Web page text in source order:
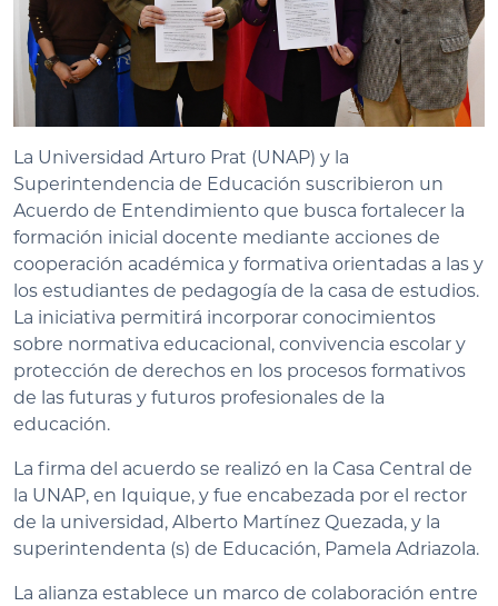
La Universidad Arturo Prat (UNAP) y la
Superintendencia de Educación suscribieron un
Acuerdo de Entendimiento que busca fortalecer la
formación inicial docente mediante acciones de
cooperación académica y formativa orientadas a las y
los estudiantes de pedagogía de la casa de estudios.
La iniciativa permitirá incorporar conocimientos
sobre normativa educacional, convivencia escolar y
protección de derechos en los procesos formativos
de las futuras y futuros profesionales de la
educación.
La firma del acuerdo se realizó en la Casa Central de
la UNAP, en Iquique, y fue encabezada por el rector
de la universidad, Alberto Martínez Quezada, y la
superintendenta (s) de Educación, Pamela Adriazola.
La alianza establece un marco de colaboración entre